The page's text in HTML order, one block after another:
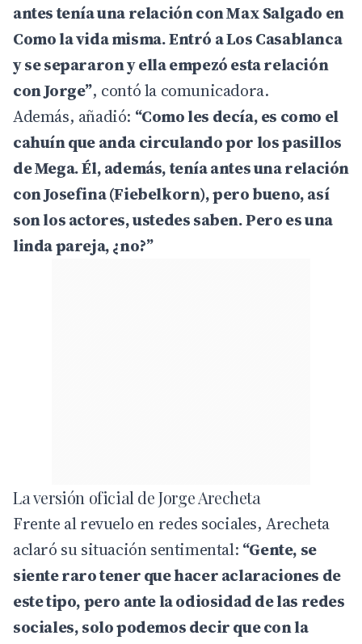
antes tenía una relación con Max Salgado en
Como la vida misma. Entró a Los Casablanca
y se separaron y ella empezó esta relación
con Jorge”, contó la comunicadora.
Además, añadió: “Como les decía, es como el
cahuín que anda circulando por los pasillos
de Mega. Él, además, tenía antes una relación
con Josefina (Fiebelkorn), pero bueno, así
son los actores, ustedes saben. Pero es una
linda pareja, ¿no?”
La versión oficial de Jorge Arecheta
Frente al revuelo en redes sociales, Arecheta
aclaró su situación sentimental: “Gente, se
siente raro tener que hacer aclaraciones de
este tipo, pero ante la odiosidad de las redes
sociales, solo podemos decir que con la